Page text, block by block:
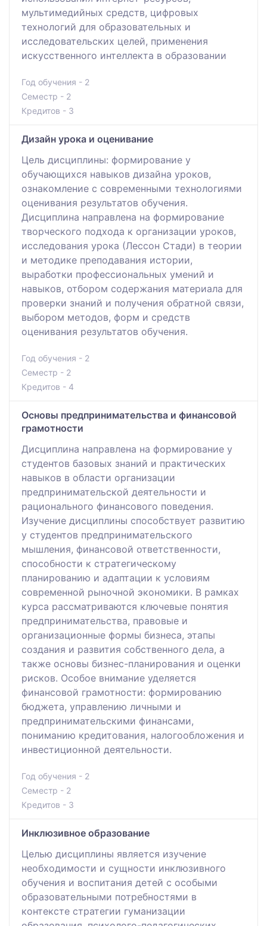
мультимедийных средств, цифровых
технологий для образовательных и
исследовательских целей, применения
искусственного интеллекта в образовании
Год обучения - 2
Семестр - 2
Кредитов - 3
Дизайн урока и оценивание
Цель дисциплины: формирование у
обучающихся навыков дизайна уроков,
ознакомление с современными технологиями
оценивания результатов обучения.
Дисциплина направлена на формирование
творческого подхода к организации уроков,
исследования урока (Лессон Стади) в теории
и методике преподавания истории,
выработки профессиональных умений и
навыков, отбором содержания материала для
проверки знаний и получения обратной связи,
выбором методов, форм и средств
оценивания результатов обучения.
Год обучения - 2
Семестр - 2
Кредитов - 4
Основы предпринимательства и финансовой
грамотности
Дисциплина направлена на формирование у
студентов базовых знаний и практических
навыков в области организации
предпринимательской деятельности и
рационального финансового поведения.
Изучение дисциплины способствует развитию
у студентов предпринимательского
мышления, финансовой ответственности,
способности к стратегическому
планированию и адаптации к условиям
современной рыночной экономики. В рамках
курса рассматриваются ключевые понятия
предпринимательства, правовые и
организационные формы бизнеса, этапы
создания и развития собственного дела, а
также основы бизнес-планирования и оценки
рисков. Особое внимание уделяется
финансовой грамотности: формированию
бюджета, управлению личными и
предпринимательскими финансами,
пониманию кредитования, налогообложения и
инвестиционной деятельности.
Год обучения - 2
Семестр - 2
Кредитов - 3
Инклюзивное образование
Целью дисциплины является изучение
необходимости и сущности инклюзивного
обучения и воспитания детей с особыми
образовательными потребностями в
контексте стратегии гуманизации